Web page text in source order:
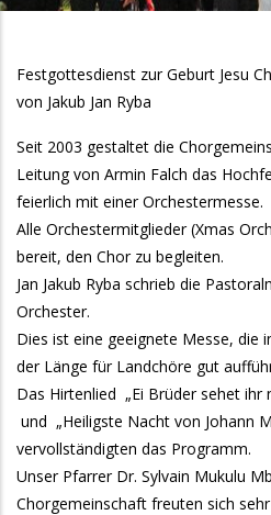
Festgottesdienst zur Geburt Jesu
von Jakub Jan Ryba
Seit 2003 gestaltet die
Leitung von Armin Falch das
feierlich mit einer Orchestermesse.
Alle Orchestermitglieder (Xmas
bereit, den Chor zu begleiten.
Jan Jakub Ryba schrieb die
Orchester.
Dies ist eine geeignete Messe, die
der Länge für Landchöre gut
Das Hirtenlied „Ei Brüder sehet ihr
und „Heiligste Nacht von Johann
vervollständigten das Programm.
Unser Pfarrer Dr. Sylvain Mukulu
Chorgemeinschaft freuten sich